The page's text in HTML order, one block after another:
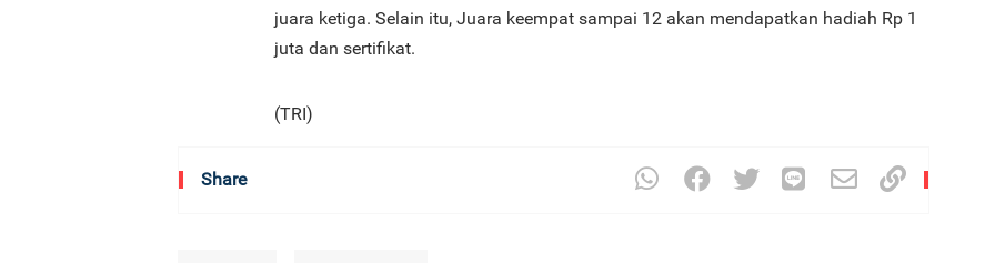
juara ketiga. Selain itu, Juara keempat sampai 12 akan mendapatkan hadiah Rp 1
juta dan sertifikat.
(TRI)
Share